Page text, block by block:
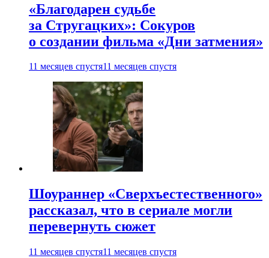
«Благодарен судьбе
за Стругацких»: Сокуров
о создании фильма «Дни затмения»
11 месяцев спустя11 месяцев спустя
Шоураннер «Сверхъестественного»
рассказал, что в сериале могли
перевернуть сюжет
11 месяцев спустя11 месяцев спустя